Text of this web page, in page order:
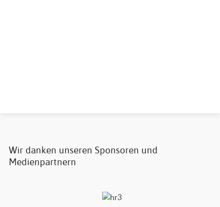
Wir danken unseren Sponsoren und
Medienpartnern